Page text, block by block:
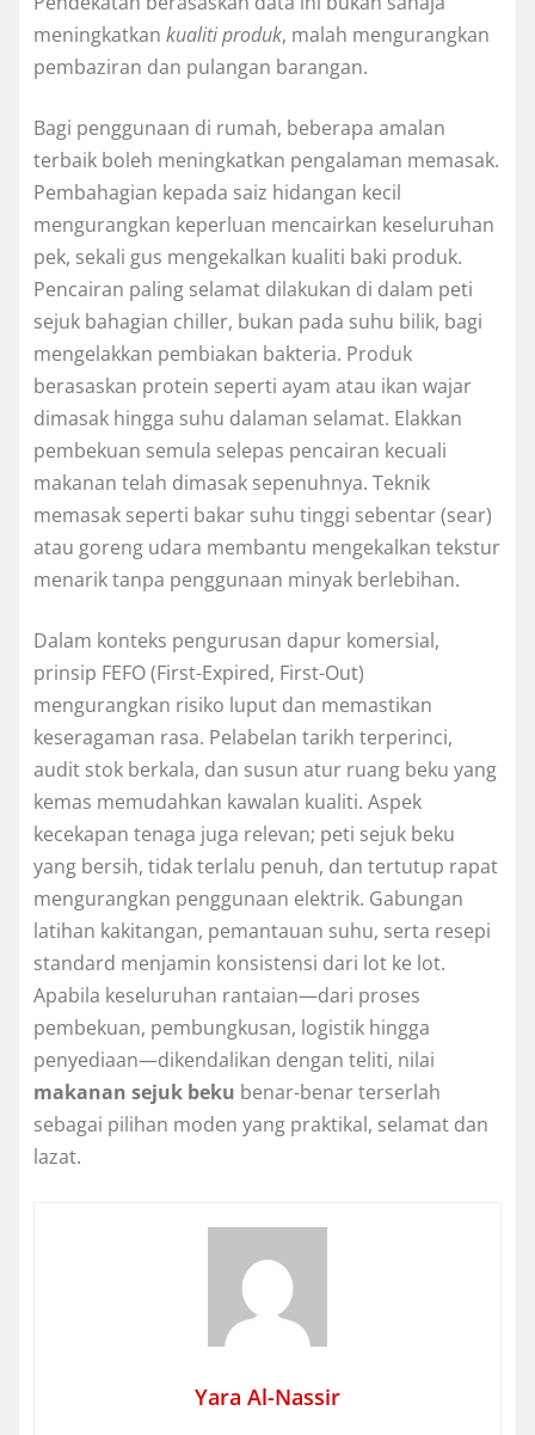
meningkatkan kualiti produk, malah mengurangkan
pembaziran dan pulangan barangan.
Bagi penggunaan di rumah, beberapa amalan
terbaik boleh meningkatkan pengalaman memasak.
Pembahagian kepada saiz hidangan kecil
mengurangkan keperluan mencairkan keseluruhan
pek, sekali gus mengekalkan kualiti baki produk.
Pencairan paling selamat dilakukan di dalam peti
sejuk bahagian chiller, bukan pada suhu bilik, bagi
mengelakkan pembiakan bakteria. Produk
berasaskan protein seperti ayam atau ikan wajar
dimasak hingga suhu dalaman selamat. Elakkan
pembekuan semula selepas pencairan kecuali
makanan telah dimasak sepenuhnya. Teknik
memasak seperti bakar suhu tinggi sebentar (sear)
atau goreng udara membantu mengekalkan tekstur
menarik tanpa penggunaan minyak berlebihan.
Dalam konteks pengurusan dapur komersial,
prinsip FEFO (First-Expired, First-Out)
mengurangkan risiko luput dan memastikan
keseragaman rasa. Pelabelan tarikh terperinci,
audit stok berkala, dan susun atur ruang beku yang
kemas memudahkan kawalan kualiti. Aspek
kecekapan tenaga juga relevan; peti sejuk beku
yang bersih, tidak terlalu penuh, dan tertutup rapat
mengurangkan penggunaan elektrik. Gabungan
latihan kakitangan, pemantauan suhu, serta resepi
standard menjamin konsistensi dari lot ke lot.
Apabila keseluruhan rantaian—dari proses
pembekuan, pembungkusan, logistik hingga
penyediaan—dikendalikan dengan teliti, nilai
makanan sejuk beku benar-benar terserlah
sebagai pilihan moden yang praktikal, selamat dan
lazat.
Yara Al-Nassir